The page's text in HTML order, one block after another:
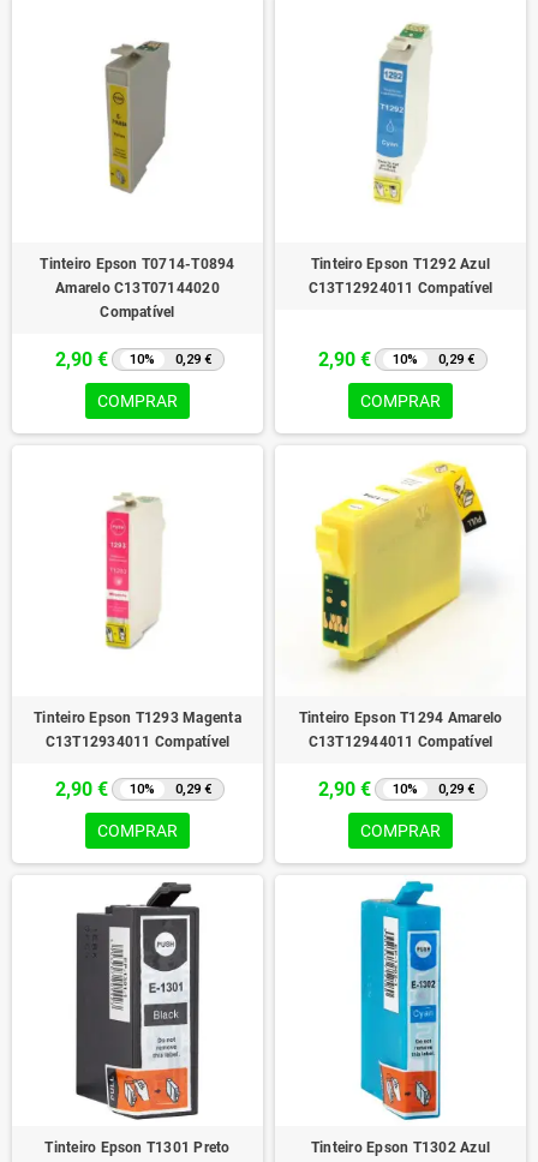
Tinteiro Epson T0714-T0894
Amarelo C13T07144020
Compatível
2,90 € 10% 0,29 €
COMPRAR
Tinteiro Epson T1292 Azul
C13T12924011 Compatível
2,90 € 10% 0,29 €
COMPRAR
Tinteiro Epson T1293 Magenta
C13T12934011 Compatível
2,90 € 10% 0,29 €
COMPRAR
Tinteiro Epson T1294 Amarelo
C13T12944011 Compatível
2,90 € 10% 0,29 €
COMPRAR
Tinteiro Epson T1301 Preto
Tinteiro Epson T1302 Azul